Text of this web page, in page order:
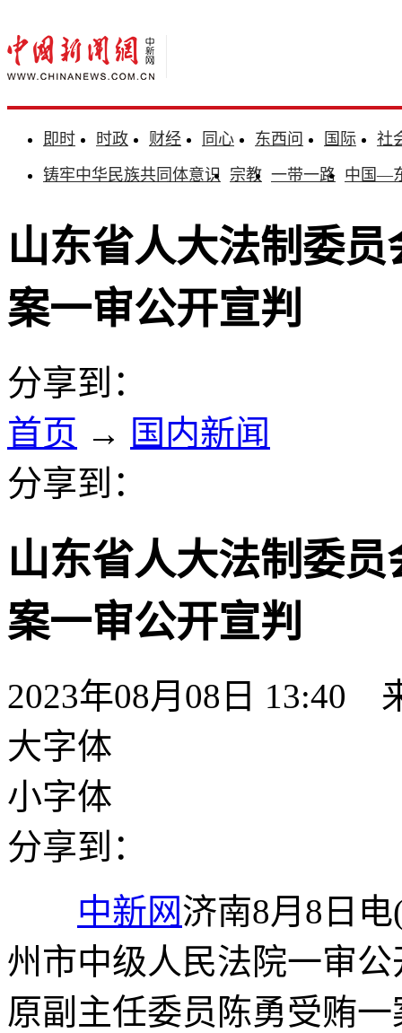
即时 时政 财经 同心 东西问 国际
社
铸牢中华民族共同体意识 宗教 一带一路 中国—
山东省人大法制委
案一审公开宣判
分享到：
首页 → 国内新闻
分享到：
山东省人大法制委
案一审公开宣判
2023年08月08日 13:40
大字体
小字体
分享到：
中新网济南8月8日
州市中级人民法院一审
原副主任委员陈勇受贿